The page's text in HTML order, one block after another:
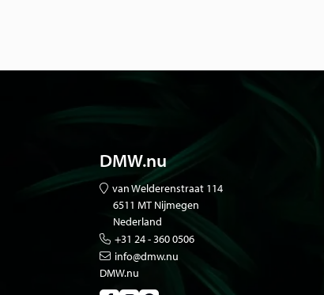
DMW.nu
van Welderenstraat 114
6511 MT Nijmegen
Nederland
+31 24 - 360 0506
info@dmw.nu
DMW.nu